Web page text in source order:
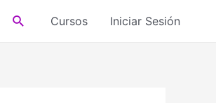
BuscarCursos Iniciar Sesión